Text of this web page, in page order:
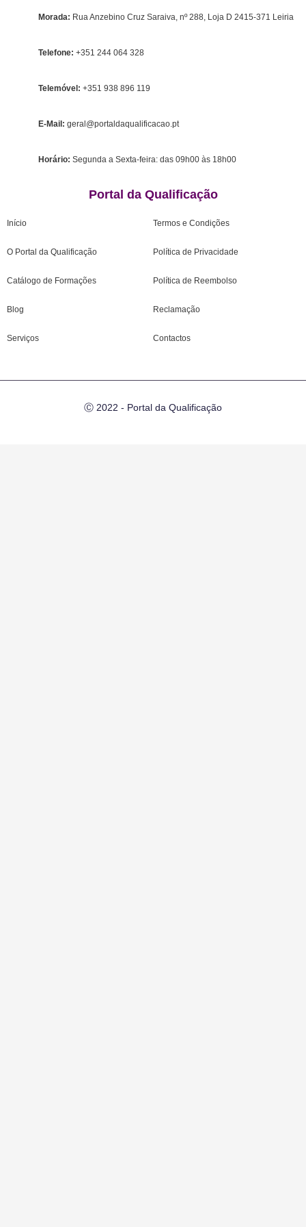
Morada: Rua Anzebino Cruz Saraiva, nº 288, Loja D 2415-371 Leiria
Telefone: +351 244 064 328
Telemóvel: +351 938 896 119
E-Mail: geral@portaldaqualificacao.pt
Horário: Segunda a Sexta-feira: das 09h00 às 18h00
Portal da Qualificação
Início
O Portal da Qualificação
Catálogo de Formações
Blog
Serviços
Termos e Condições
Política de Privacidade
Política de Reembolso
Reclamação
Contactos
Ⓒ 2022 - Portal da Qualificação